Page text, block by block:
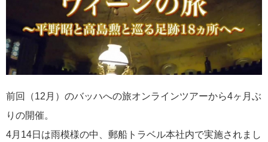
前回（12月）のバッハへの旅オンラインツアーから4ヶ月ぶ
りの開催。
4月14日は雨模様の中、郵船トラベル本社内で実施されまし
2024年08月07日
戸・名古屋にて、上映決定！
カテゴリーリスト